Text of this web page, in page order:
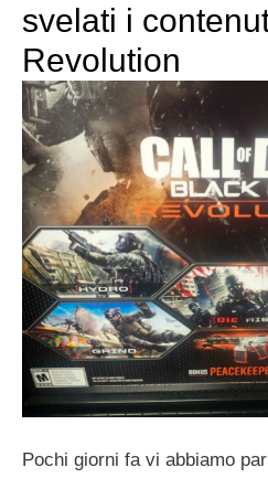
svelati i
Revolution
Pochi giorni fa vi abbiamo